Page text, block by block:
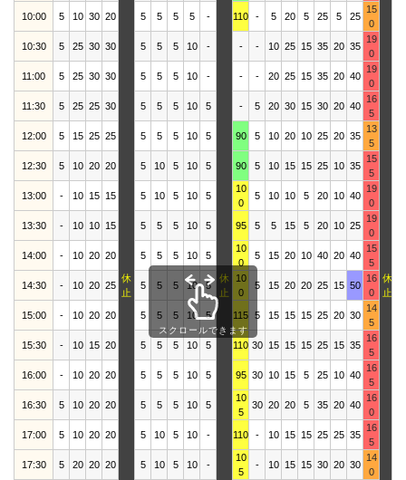
休
止
休
止
休
止
10:00 5 10 30 20 5 5 5 5 - 110 - 5 20 5 25 5 25
15
0
10:30 5 25 30 30 5 5 5 10 - - - 10 25 15 35 20 35
19
0
11:00 5 25 30 30 5 5 5 10 - - - 20 25 15 35 20 40
19
0
11:30 5 25 25 30 5 5 5 10 5 - 5 20 30 15 30 20 40
16
5
12:00 5 15 25 25 5 5 5 10 5 90 5 10 20 10 25 20 35
13
5
12:30 5 10 20 20 5 10 5 10 5 90 5 10 15 15 25 10 35
15
5
13:00 - 10 15 15 5 10 5 10 5
10
0
5 10 10 5 20 10 40
19
0
13:30 - 10 10 15 5 5 5 10 5 95 5 5 15 5 20 10 25
19
0
14:00 - 10 20 20 5 5 5 10 5
10
0
5 15 20 10 40 20 40
15
5
14:30 - 10 20 25 5 5 5 10 5
10
0
5 15 20 20 25 15 50
16
0
15:00 - 10 20 20 5 5 5 10 5 115 5 15 15 15 25 20 30
14
5
15:30 - 10 15 20 5 5 5 10 5 110 30 15 15 15 25 15 35
16
5
16:00 - 10 20 20 5 5 5 10 5 95 30 10 15 5 25 10 40
16
5
16:30 5 10 20 20 5 5 5 10 5
10
5
30 20 20 5 35 20 40
16
0
17:00 5 10 20 20 5 10 5 10 - 110 - 10 15 15 25 25 35
16
5
17:30 5 20 20 20 5 10 5 10 -
10
5
- 10 15 15 30 20 30
14
0
スクロールできます